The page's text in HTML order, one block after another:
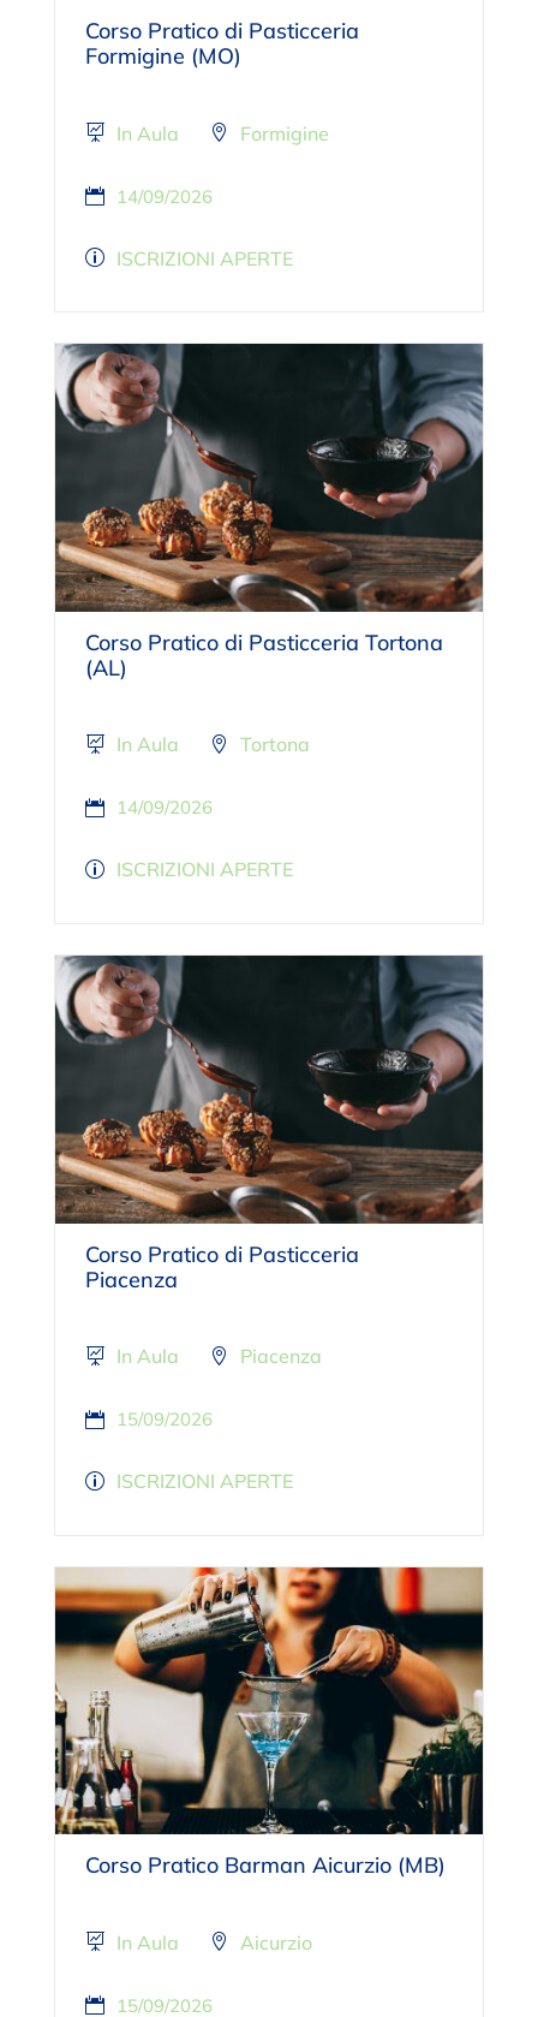
Corso Pratico di Pasticceria
Formigine (MO)
In Aula Formigine
14/09/2026
ISCRIZIONI APERTE
Corso Pratico di Pasticceria Tortona
(AL)
In Aula Tortona
14/09/2026
ISCRIZIONI APERTE
Corso Pratico di Pasticceria
Piacenza
In Aula Piacenza
15/09/2026
ISCRIZIONI APERTE
Corso Pratico Barman Aicurzio (MB)
In Aula Aicurzio
15/09/2026